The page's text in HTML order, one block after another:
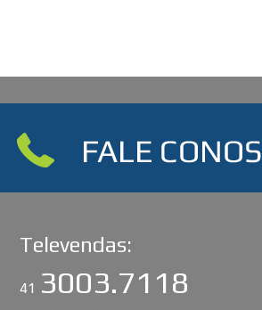
Televendas:
41 3003.7118